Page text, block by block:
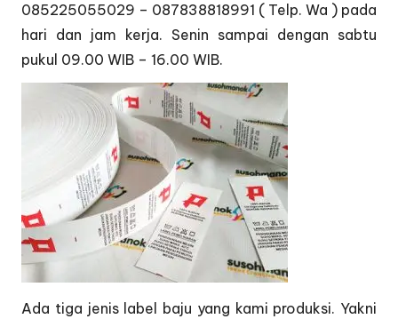
085225055029 – 087838818991 ( Telp. Wa ) pada
hari dan jam kerja. Senin sampai dengan sabtu
pukul 09.00 WIB – 16.00 WIB.
Ada tiga jenis label baju yang kami produksi. Yakni